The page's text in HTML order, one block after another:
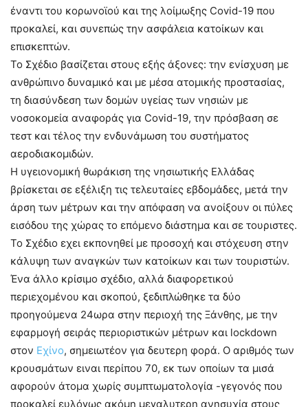
έναντι του κορωνοϊού και της λοίμωξης Covid-19 που
προκαλεί, και συνεπώς την ασφάλεια κατοίκων και
επισκεπτών.
Το Σχέδιο βασίζεται στους εξής άξονες: την ενίσχυση με
ανθρώπινο δυναμικό και με μέσα ατομικής προστασίας,
τη διασύνδεση των δομών υγείας των νησιών με
νοσοκομεία αναφοράς για Covid-19, την πρόσβαση σε
τεστ και τέλος την ενδυνάμωση του συστήματος
αεροδιακομιδών.
Η υγειονομική θωράκιση της νησιωτικής Ελλάδας
βρίσκεται σε εξέλιξη τις τελευταίες εβδομάδες, μετά την
άρση των μέτρων και την απόφαση να ανοίξουν οι πύλες
εισόδου της χώρας το επόμενο διάστημα και σε τουριστες.
Το Σχέδιο εχει εκπονηθεί με προσοχή και στόχευση στην
κάλυψη των αναγκών των κατοίκων και των τουριστών.
Ένα άλλο κρίσιμο σχέδιο, αλλά διαφορετικού
περιεχομένου και σκοπού, ξεδιπλώθηκε τα δύο
προηγούμενα 24ωρα στην περιοχή της Ξάνθης, με την
εφαρμογή σειράς περιοριστικών μέτρων και lockdown
στον Εχίνο, σημειωτέον για δευτερη φορά. Ο αριθμός των
κρουσμάτων ειναι περίπου 70, εκ των οποίων τα μισά
αφορούν άτομα χωρίς συμπτωματολογία -γεγονός που
προκαλεί ευλόγως ακόμη μεγαλυτερη ανησυχία στους